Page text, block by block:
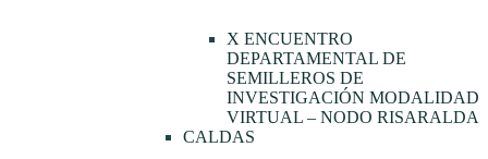
X ENCUENTRO
DEPARTAMENTAL DE
SEMILLEROS DE
INVESTIGACIÓN MODALIDAD
VIRTUAL – NODO RISARALDA
CALDAS